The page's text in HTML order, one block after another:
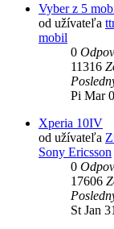
Vyber z 5
od užívateľa
mobil
0
11316
Pi Mar
Xperia 10IV
od užívateľa
Sony Ericsson
0
17606
St Jan